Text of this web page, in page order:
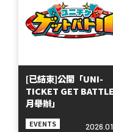
[已結束]公開「UNI-
TICKET GET
月舉辦」
EVENTS